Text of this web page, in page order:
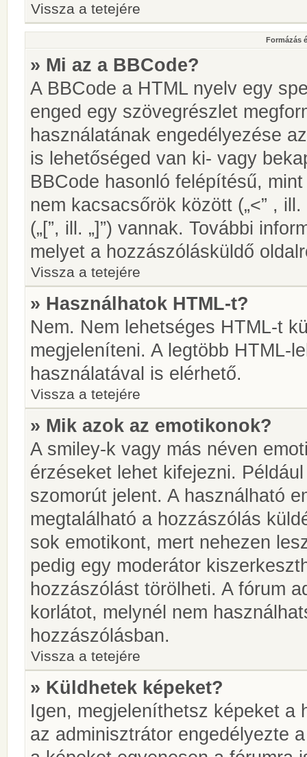
Vissza a tetejére
Formázás
» Mi az a BBCode?
A BBCode a HTML nyelv egy
enged egy szövegrészlet
használatának engedélyezése
is lehetőséged van ki- vagy
BBCode hasonló felépítésű,
nem kacsacsőrök között („<” ,
(„[”, ill. „]”) vannak. További
melyet a hozzászólásküldő
Vissza a tetejére
» Használhatok HTML-t?
Nem. Nem lehetséges HTML-t
megjeleníteni. A legtöbb HTML-
használatával is elérhető.
Vissza a tetejére
» Mik azok az emotikonok?
A smiley-k vagy más néven
érzéseket lehet kifejezni.
szomorút jelent. A használható
megtalálható a hozzászólás
sok emotikont, mert nehezen
pedig egy moderátor
hozzászólást törölheti. A fórum
korlátot, melynél nem
hozzászólásban.
Vissza a tetejére
» Küldhetek képeket?
Igen, megjeleníthetsz képeket a
az adminisztrátor engedélyezte